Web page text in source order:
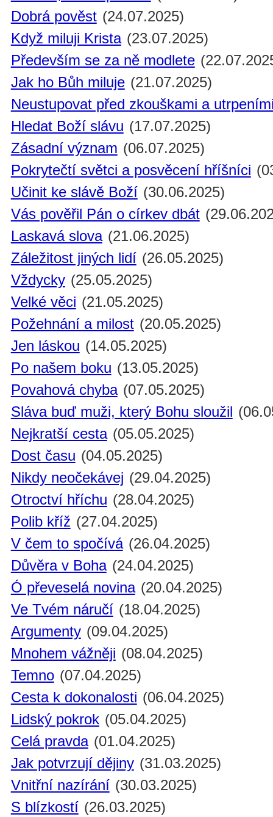
Dobrá pověst (24.07.2025)
Když miluji Krista (23.07.2025)
Především se za ně modlete
Jak ho Bůh miluje (21.07.2025)
Neustupovat před zkouškami a
Hledat Boží slávu (17.07.2025)
Zásadní význam (06.07.2025)
Pokrytečtí světci a posvěcení hříšníci
Učinit ke slávě Boží (30.06.2025)
Vás pověřil Pán o církev dbát
Laskavá slova (21.06.2025)
Záležitost jiných lidí (26.05.2025)
Vždycky (25.05.2025)
Velké věci (21.05.2025)
Požehnání a milost (20.05.2025)
Jen láskou (14.05.2025)
Po našem boku (13.05.2025)
Povahová chyba (07.05.2025)
Sláva buď muži, který Bohu sloužil
Nejkratší cesta (05.05.2025)
Dost času (04.05.2025)
Nikdy neočekávej (29.04.2025)
Otroctví hříchu (28.04.2025)
Polib kříž (27.04.2025)
V čem to spočívá (26.04.2025)
Důvěra v Boha (24.04.2025)
Ó převeselá novina (20.04.2025)
Ve Tvém náručí (18.04.2025)
Argumenty (09.04.2025)
Mnohem vážněji (08.04.2025)
Temno (07.04.2025)
Cesta k dokonalosti (06.04.2025)
Lidský pokrok (05.04.2025)
Celá pravda (01.04.2025)
Jak potvrzují dějiny (31.03.2025)
Vnitřní nazírání (30.03.2025)
S blízkostí (26.03.2025)